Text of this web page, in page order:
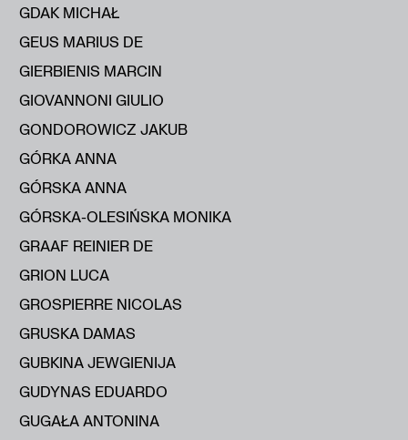
GDAK MICHAŁ
GEUS MARIUS DE
GIERBIENIS MARCIN
GIOVANNONI GIULIO
GONDOROWICZ JAKUB
GÓRKA ANNA
GÓRSKA ANNA
GÓRSKA-OLESIŃSKA MONIKA
GRAAF REINIER DE
GRION LUCA
GROSPIERRE NICOLAS
GRUSKA DAMAS
GUBKINA JEWGIENIJA
GUDYNAS EDUARDO
GUGAŁA ANTONINA